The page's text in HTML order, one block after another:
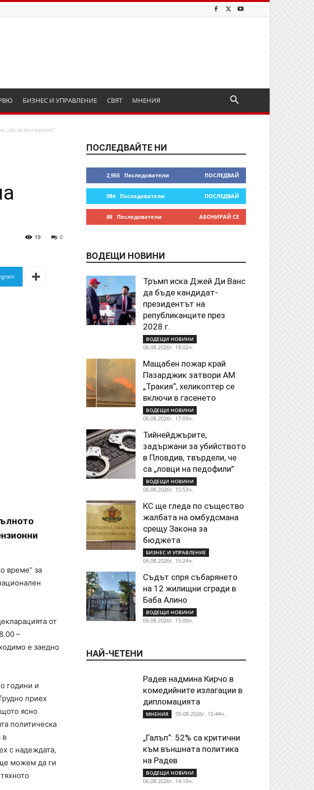
БИЗНЕС И УПРАВЛЕНИЕ СВЯТ МНЕНИЯ
„по всяко време“
0
19
време“ за
от
–
е заедно
години и
приех
ясно
политическа
в
с надеждата,
можем да ги
ПОСЛЕДВАЙТЕ НИ
2,955 Последователи ПОСЛЕДВАЙ
984 Последователи ПОСЛЕДВАЙ
88 Последователи АБОНИРАЙ СЕ
ВОДЕЩИ НОВИНИ
Тръмп иска Джей Ди Ванс
да бъде кандидат-
президентът на
републиканците през
2028 г.
ВОДЕЩИ НОВИНИ
06.08.2026г. 18:02ч.
Мащабен пожар край
Пазарджик затвори АМ
„Тракия“, хеликоптер се
включи в гасенето
ВОДЕЩИ НОВИНИ
06.08.2026г. 17:09ч.
Тийнейджърите,
задържани за убийството
в Пловдив, твърдели, че
са „ловци на педофили”
ВОДЕЩИ НОВИНИ
06.08.2026г. 15:53ч.
КС ще гледа по същество
жалбата на омбудсмана
срещу Закона за
бюджета
БИЗНЕС И УПРАВЛЕНИЕ
06.08.2026г. 15:24ч.
Съдът спря събарянето
на 12 жилищни сгради в
Баба Алино
ВОДЕЩИ НОВИНИ
06.08.2026г. 15:00ч.
НАЙ-ЧЕТЕНИ
Радев надмина Кирчо в
комедийните излагации в
дипломацията
МНЕНИЯ 05.08.2026г. 15:44ч.
„Галъп“: 52% са критични
към външната политика
на Радев
ВОДЕЩИ НОВИНИ
06.08.2026г. 14:10ч.